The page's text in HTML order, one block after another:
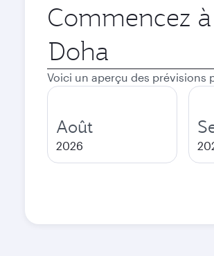
Commencez
Ville
de
départ
Voici un aperçu des prévisions
Août
2026